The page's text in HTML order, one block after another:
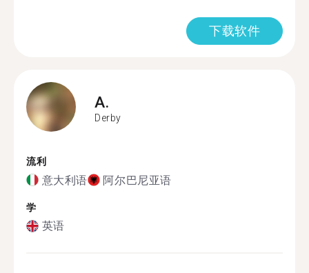
下载软件
A.
Derby
流利
意大利语 阿尔巴尼亚语
学
英语